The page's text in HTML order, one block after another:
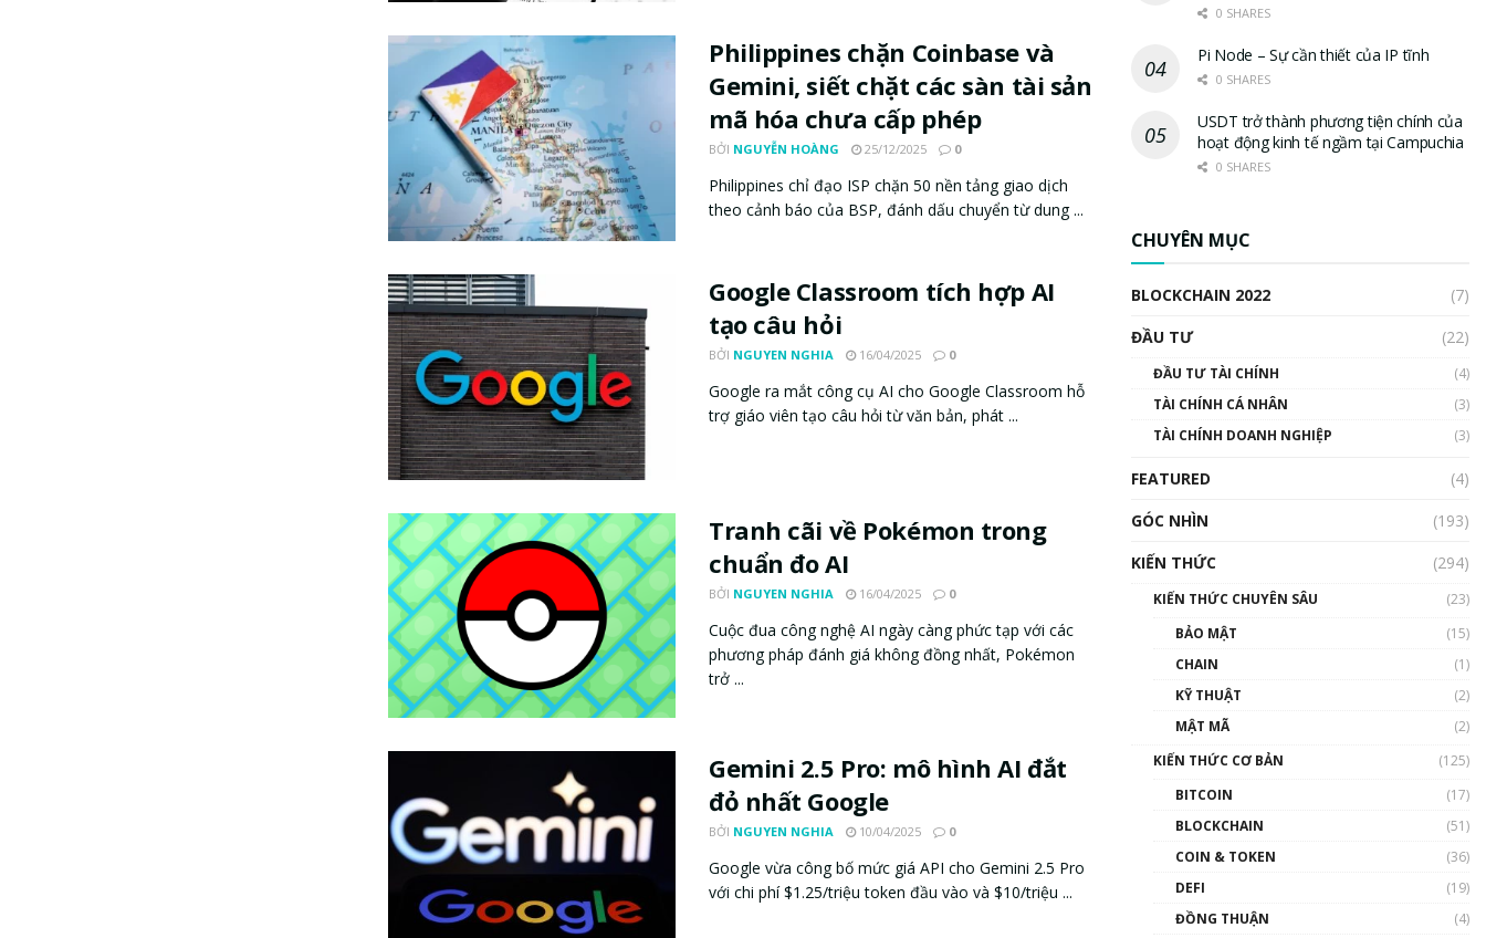
Philippines chặn Coinbase và
Gemini, siết chặt các sàn tài sản
mã hóa chưa cấp phép
BỞI NGUYỄN HOÀNG 25/12/2025 0
Philippines chỉ đạo ISP chặn 50 nền tảng giao dịch
theo cảnh báo của BSP, đánh dấu chuyển từ dung ...
Google Classroom tích hợp AI
tạo câu hỏi
BỞI NGUYEN NGHIA 16/04/2025 0
Google ra mắt công cụ AI cho Google Classroom hỗ
trợ giáo viên tạo câu hỏi từ văn bản, phát ...
Tranh cãi về Pokémon trong
chuẩn đo AI
BỞI NGUYEN NGHIA 16/04/2025 0
Cuộc đua công nghệ AI ngày càng phức tạp với các
phương pháp đánh giá không đồng nhất, Pokémon
trở ...
Gemini 2.5 Pro: mô hình AI đắt
đỏ nhất Google
BỞI NGUYEN NGHIA 10/04/2025 0
Google vừa công bố mức giá API cho Gemini 2.5 Pro
với chi phí $1.25/triệu token đầu vào và $10/triệu ...
0 SHARES
Pi Node – Sự cần thiết của IP tĩnh
0 SHARES
USDT trở thành phương tiện chính của
hoạt động kinh tế ngầm tại Campuchia
0 SHARES
CHUYÊN MỤC
BLOCKCHAIN 2022
(7)
ĐẦU TƯ
(22)
ĐẦU TƯ TÀI CHÍNH
(4)
TÀI CHÍNH CÁ NHÂN
(3)
TÀI CHÍNH DOANH NGHIỆP
(3)
FEATURED
(4)
GÓC NHÌN
(193)
KIẾN THỨC
(294)
KIẾN THỨC CHUYÊN SÂU
(23)
BẢO MẬT
(15)
CHAIN
(1)
KỸ THUẬT
(2)
MẬT MÃ
(2)
KIẾN THỨC CƠ BẢN
(125)
BITCOIN
(17)
BLOCKCHAIN
(51)
COIN & TOKEN
(36)
DEFI
(19)
ĐỒNG THUẬN
(4)